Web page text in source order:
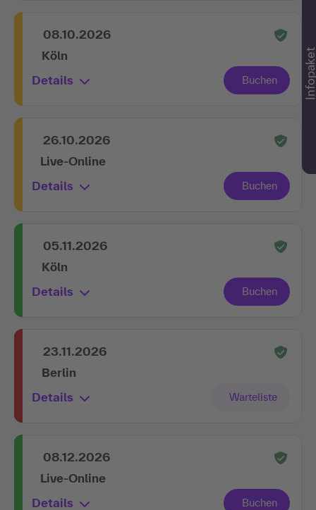
08.10.2026
Köln
Details
26.10.2026
Live-Online
Details
05.11.2026
Köln
Details
23.11.2026
Berlin
Details
08.12.2026
Live-Online
Details
Infopaket